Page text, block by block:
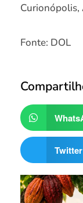
Curionópolis,
Fonte: DOL
Twitter